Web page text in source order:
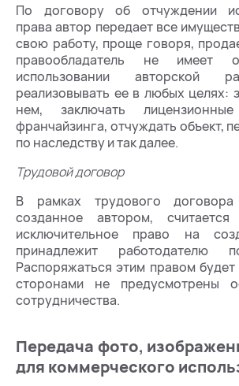
По договору об отчуждении
права автор передает все
свою работу, проще говоря,
правообладатель не имеет
использовании авторской
реализовывать ее в любых целях:
нем, заключать
франчайзинга, отчуждать объект,
по наследству и так далее.
Трудовой договор
В рамках трудового договора
созданное автором,
исключительное право на
принадлежит работодателю
Распоряжаться этим правом
сторонами не предусмотрены
сотрудничества.
Передача фото,
для коммерческого